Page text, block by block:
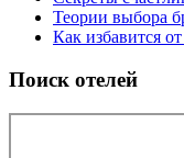
Теории выбора
Как избавится
Поиск отелей